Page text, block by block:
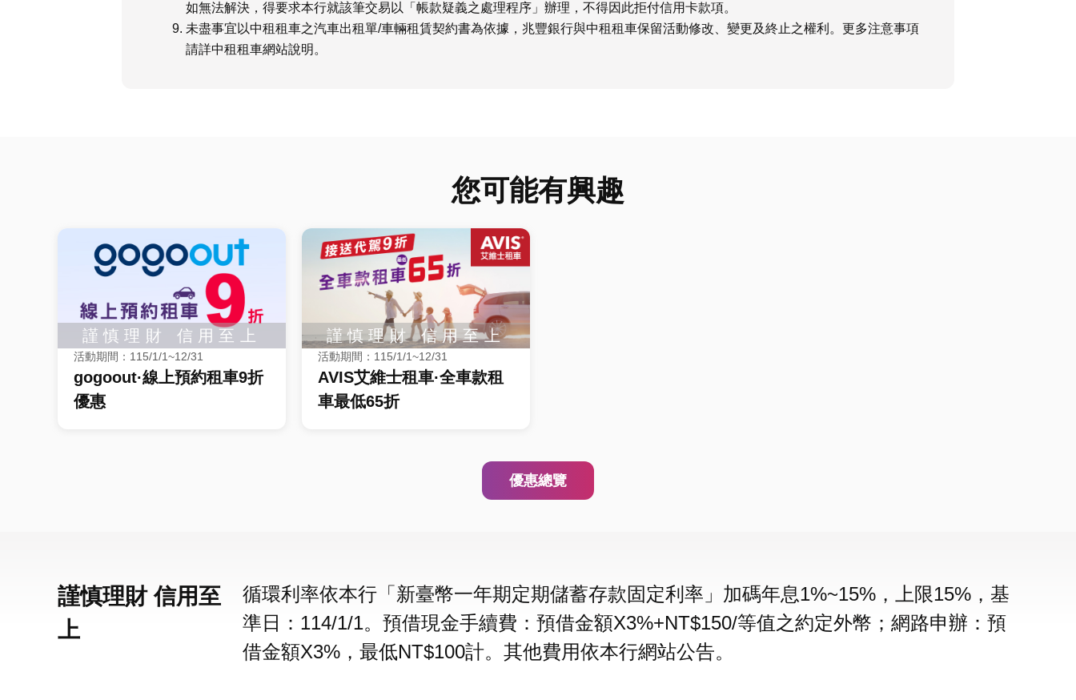
如無法解決，得要求本行就該筆交易以「帳款疑義之處理程序」辦理，不得因此拒付信用卡款項。
未盡事宜以中租租車之汽車出租單/車輛租賃契約書為依據，兆豐銀行與中租租車保留活動修改、變更及終止之權利。更多注意事項
請詳中租租車網站說明。
您可能有興趣
活動期間：115/1/1~12/31
gogoout·線上預約租車9折
優惠
活動期間：115/1/1~12/31
AVIS艾維士租車·全車款租
車最低65折
優惠總覽
謹慎理財 信用至
上
循環利率依本行「新臺幣一年期定期儲蓄存款固定利率」加碼年息1%~15%，上限15%，基
準日：114/1/1。預借現金手續費：預借金額X3%+NT$150/等值之約定外幣；網路申辦：預
借金額X3%，最低NT$100計。其他費用依本行網站公告。